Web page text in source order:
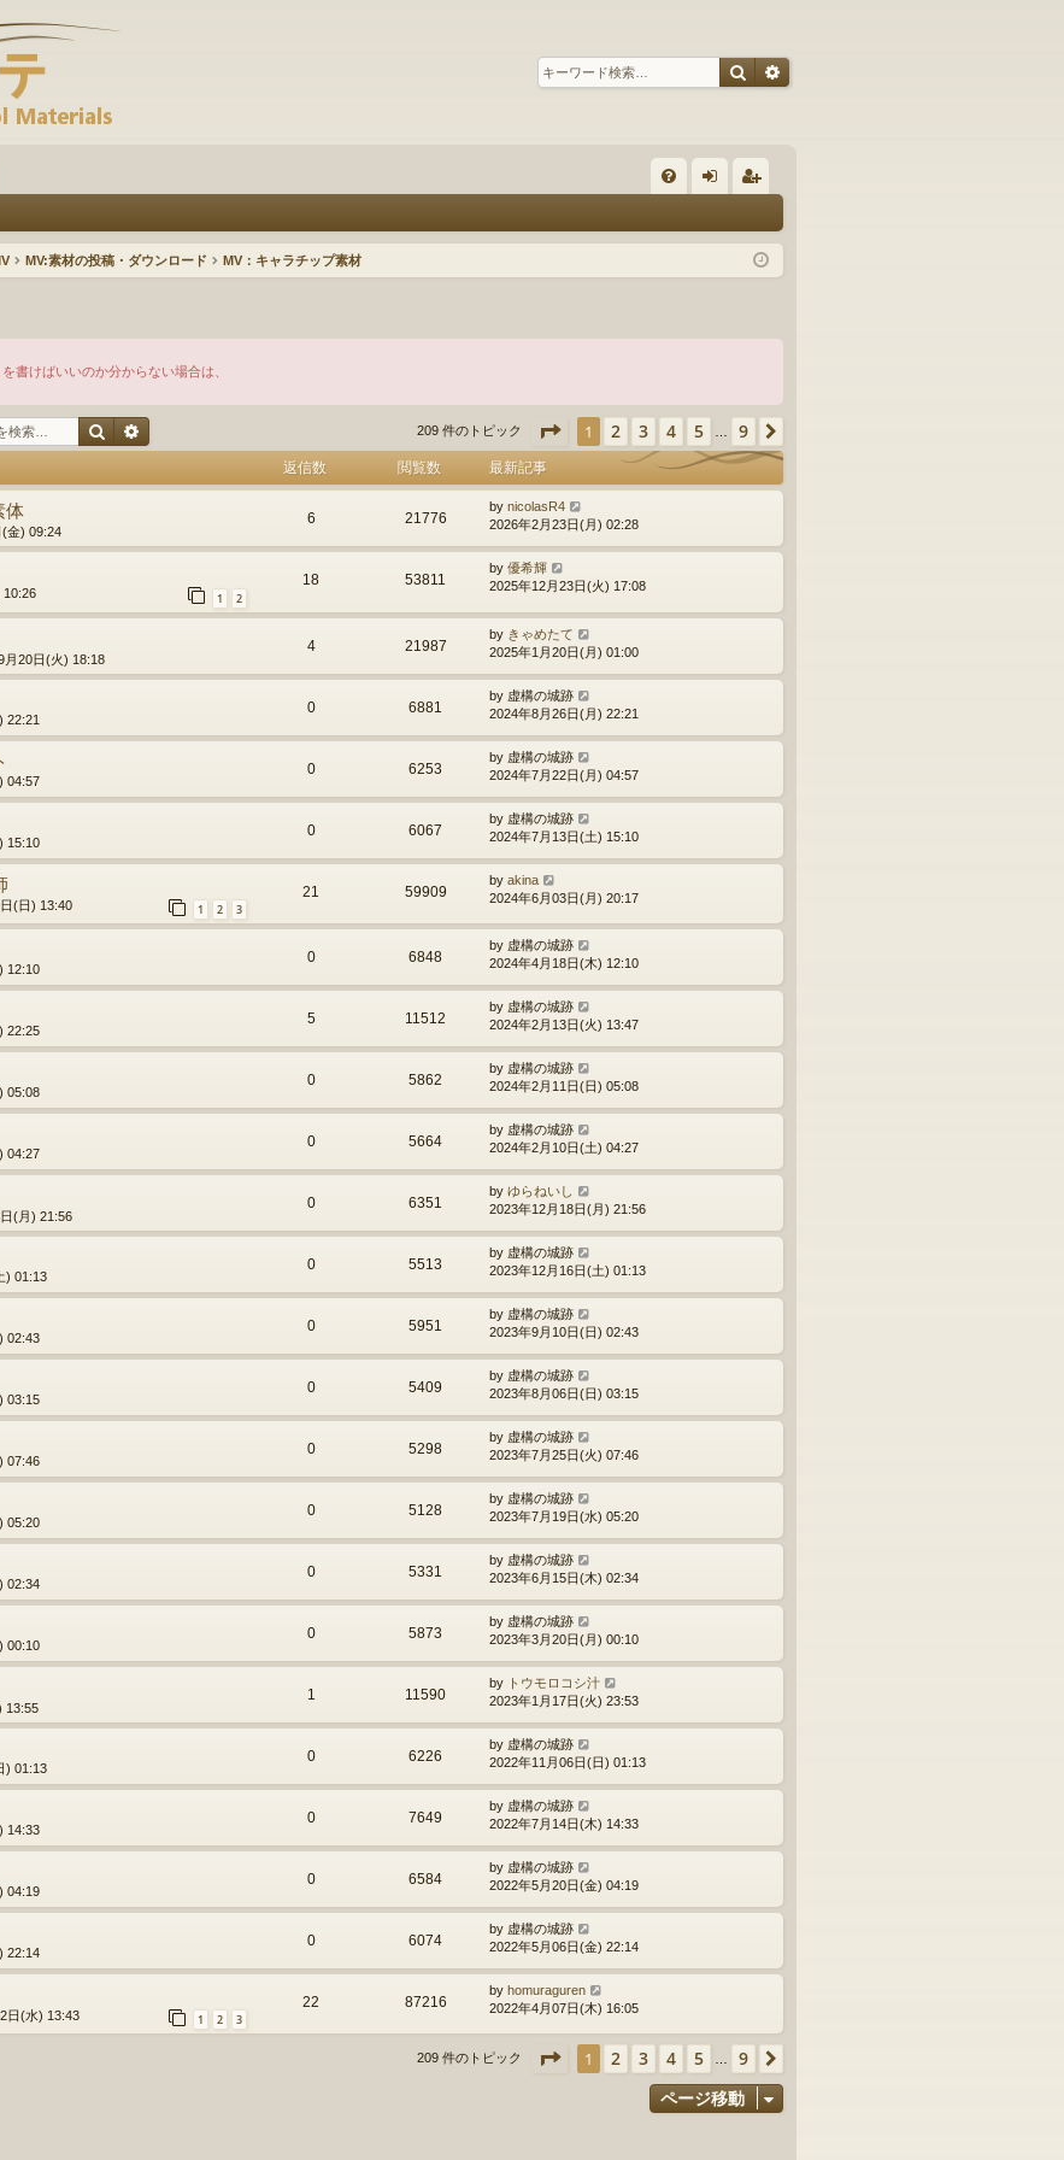
検索 詳細検索
Q イ ザ
MV:素材の投稿・ダウンロード MV：キャラチップ素材
書けばいいのか分からない場合は、
検索 209 件のトピック ページ1 ／
1 2 3 4 5 9
返信数 閲覧数 最新記事
体
金) 09:24
6 21776
by nicolasR4
2026年2月23日(月) 02:28
10:26 1 2
18 53811
by 優希輝
2025年12月23日(火) 17:08
月20日(火) 18:18
4 21987
by きゃめたて
2025年1月20日(月) 01:00
22:21
0 6881
by 虚構の城跡
2024年8月26日(月) 22:21
04:57
0 6253
by 虚構の城跡
2024年7月22日(月) 04:57
15:10
0 6067
by 虚構の城跡
2024年7月13日(土) 15:10
(日) 13:40 1 2 3
21 59909
by akina
2024年6月03日(月) 20:17
12:10
0 6848
by 虚構の城跡
2024年4月18日(木) 12:10
22:25
5 11512
by 虚構の城跡
2024年2月13日(火) 13:47
05:08
0 5862
by 虚構の城跡
2024年2月11日(日) 05:08
04:27
0 5664
by 虚構の城跡
2024年2月10日(土) 04:27
(月) 21:56
0 6351
by ゆらねいし
2023年12月18日(月) 21:56
) 01:13
0 5513
by 虚構の城跡
2023年12月16日(土) 01:13
02:43
0 5951
by 虚構の城跡
2023年9月10日(日) 02:43
03:15
0 5409
by 虚構の城跡
2023年8月06日(日) 03:15
07:46
0 5298
by 虚構の城跡
2023年7月25日(火) 07:46
05:20
0 5128
by 虚構の城跡
2023年7月19日(水) 05:20
02:34
0 5331
by 虚構の城跡
2023年6月15日(木) 02:34
00:10
0 5873
by 虚構の城跡
2023年3月20日(月) 00:10
13:55
1 11590
by トウモロコシ汁
2023年1月17日(火) 23:53
) 01:13
0 6226
by 虚構の城跡
2022年11月06日(日) 01:13
14:33
0 7649
by 虚構の城跡
2022年7月14日(木) 14:33
04:19
0 6584
by 虚構の城跡
2022年5月20日(金) 04:19
22:14
0 6074
by 虚構の城跡
2022年5月06日(金) 22:14
日(水) 13:43 1 2 3
22 87216
by homuraguren
2022年4月07日(木) 16:05
209 件のトピック ページ1 ／
1 2 3 4 5 9
ページ移動